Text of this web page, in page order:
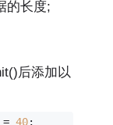
的长度;
后添加以
= 40;